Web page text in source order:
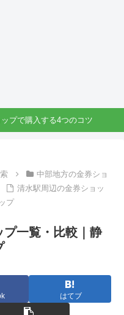
プで購入する4つのコツ
中部地方の金券ショ
清水駅周辺の金券ショッ
プ
一覧・比較｜静
はてブ